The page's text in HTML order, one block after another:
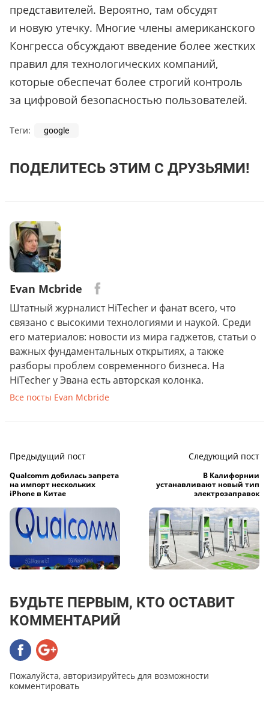
представителей. Вероятно, там обсудят
и новую утечку. Многие члены американского
Конгресса обсуждают введение более жестких
правил для технологических компаний,
которые обеспечат более строгий контроль
за цифровой безопасностью пользователей.
Теги: google
ПОДЕЛИТЕСЬ ЭТИМ С ДРУЗЬЯМИ!
Evan Mcbride
Штатный журналист HiTecher и фанат всего, что
связано с высокими технологиями и наукой. Среди
его материалов: новости из мира гаджетов, статьи о
важных фундаментальных открытиях, а также
разборы проблем современного бизнеса. На
HiTecher у Эвана есть авторская колонка.
Все посты Evan Mcbride
Предыдущий пост
Qualcomm добилась запрета
на импорт нескольких
iPhone в Китае
Следующий пост
В Калифорнии
устанавливают новый тип
электрозаправок
БУДЬТЕ ПЕРВЫМ, КТО ОСТАВИТ
КОММЕНТАРИЙ
Пожалуйста, авторизируйтесь для возможности
комментировать